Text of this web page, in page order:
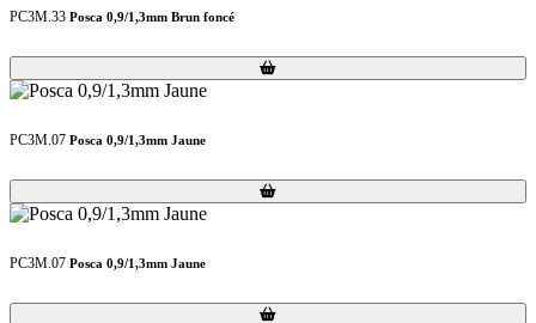
PC3M.33 Posca 0,9/1,3mm Brun foncé
Loading...
Loading...
PC3M.07 Posca 0,9/1,3mm Jaune
Loading...
Loading...
PC3M.07 Posca 0,9/1,3mm Jaune
Loading...
Loading...